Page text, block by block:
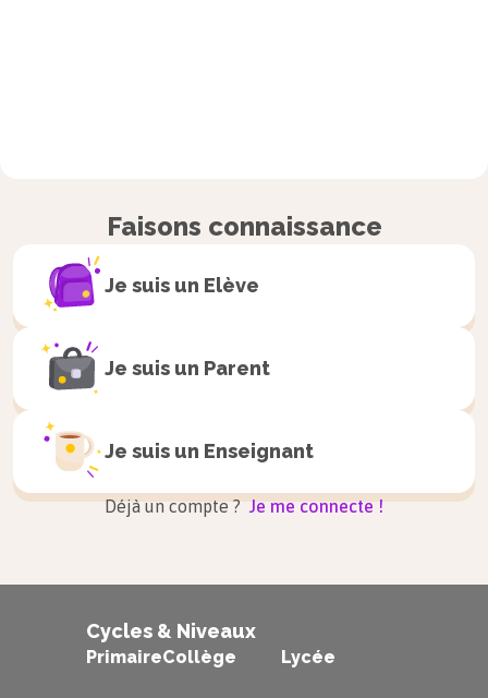
Faisons connaissance
Je suis un Elève
Je suis un Parent
Je suis un Enseignant
Déjà un compte ? Je me connecte !
Cycles & Niveaux
PrimaireCollège Lycée